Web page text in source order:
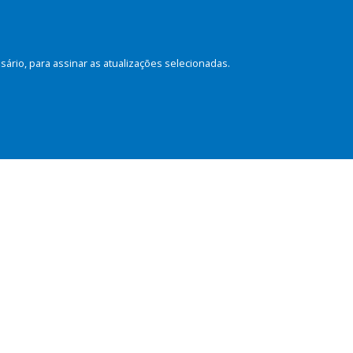
para assinar as atualizações selecionadas.